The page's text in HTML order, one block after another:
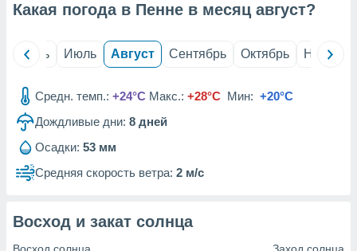
рекламы
Какая погода в Пенне в месяц август?
Июнь Июль Август Сентябрь Октябрь Ноябрь
Средн. темп.: +24°C Макс.: +28°C Мин: +20°C
Дождливые дни: 8 дней
Осадки: 53 мм
Средняя скорость ветра: 2 м/с
Восход и закат солнца